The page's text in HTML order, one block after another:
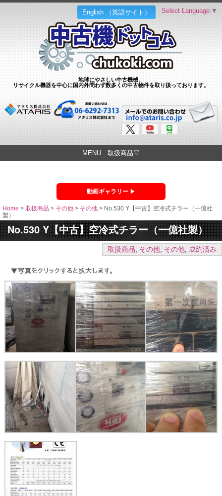
English （英語サイト）
地球にやさしい中古機械。
リサイクル機器を中心に国内外問わず数多くの中古物件を取り扱っております。
Select Language ▼
MENU 取扱商品▽
動画ギャラリー
Home > 取扱商品 > その他 > その他 > No.530 Y【中古】空冷式チラー（一億社
製）
No.530 Y【中古】空冷式チラー（一億社製）
取扱商品, その他, その他, 成約済み